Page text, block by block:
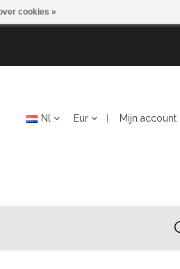
Nl Eur Mijn account
cookies »